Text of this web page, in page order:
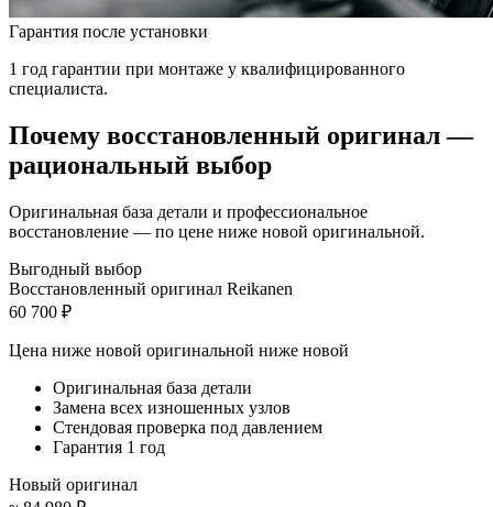
Гарантия после установки
1 год гарантии при монтаже у квалифицированного
специалиста.
Почему восстановленный оригинал —
рациональный выбор
Оригинальная база детали и профессиональное
восстановление — по цене ниже новой оригинальной.
Выгодный выбор
Восстановленный оригинал Reikanen
60 700 ₽
Цена ниже новой оригинальной ниже новой
Оригинальная база детали
Замена всех изношенных узлов
Стендовая проверка под давлением
Гарантия 1 год
Новый оригинал